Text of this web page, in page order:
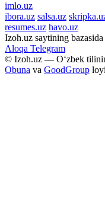
imlo.uz
ibora.uz salsa.uz
resumes.uz havo.uz
Izoh.uz saytining
Aloqa Telegram
© Izoh.uz — O‘zbek
Obuna va GoodGroup